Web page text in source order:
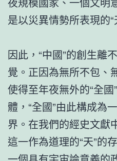
是以災異情勢所表現的“
因此，“中國”的創生離
覺。正因為無所不包、
使得至年夜無外的“全
體，“全國”由此構成為
界。在我們的經史文獻
這一作為道理的“天”的